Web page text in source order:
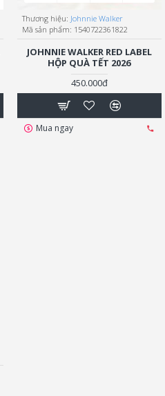
Thương hiệu: Johnnie Walker
Mã sản phẩm: 1540722361822
JOHNNIE WALKER RED LABEL
HỘP QUÀ TẾT 2026
450.000đ
Mua ngay